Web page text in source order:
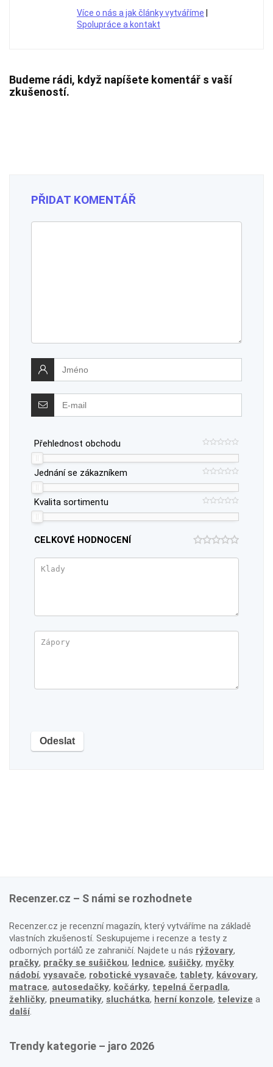
Více o nás a jak články vytváříme |
Spolupráce a kontakt
Budeme rádi, když napíšete komentář s vaší
zkušeností.
PŘIDAT KOMENTÁŘ
Přehlednost obchodu
Jednání se zákazníkem
Kvalita sortimentu
CELKOVÉ HODNOCENÍ
Recenzer.cz – S námi se rozhodnete
Recenzer.cz je recenzní magazín, který vytváříme na základě
vlastních zkušeností. Seskupujeme i recenze a testy z
odborných portálů ze zahraničí. Najdete u nás rýžovary,
pračky, pračky se sušičkou, lednice, sušičky, myčky
nádobí, vysavače, robotické vysavače, tablety, kávovary,
matrace, autosedačky, kočárky, tepelná čerpadla,
žehličky, pneumatiky, sluchátka, herní konzole, televize a
další.
Trendy kategorie – jaro 2026